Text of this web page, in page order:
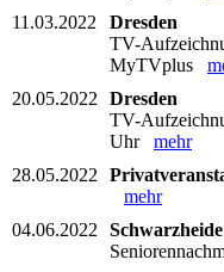
11.03.2022
Dresden
TV-
MyTVplus
20.05.2022
Dresden
TV-
Uhr mehr
28.05.2022
mehr
04.06.2022
Schwarzheide